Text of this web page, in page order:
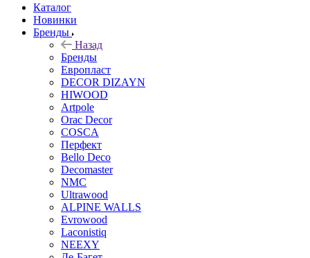
Каталог
Новинки
Бренды
Назад
Бренды
Европласт
DECOR DIZAYN
HIWOOD
Artpole
Orac Decor
COSCA
Перфект
Bello Deco
Decomaster
NMС
Ultrawood
ALPINE WALLS
Evrowood
Laconistiq
NEEXY